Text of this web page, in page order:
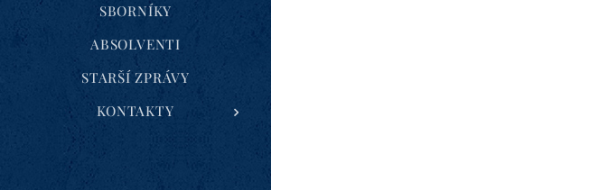
SBORNÍKY
ABSOLVENTI
STARŠÍ ZPRÁVY
KONTAKTY